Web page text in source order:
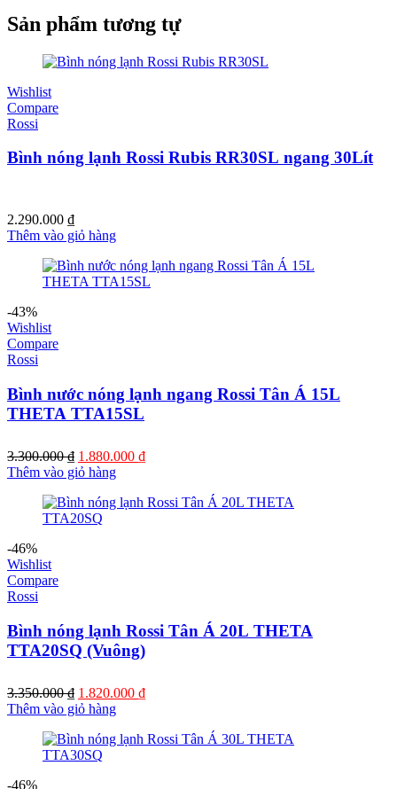
Sản phẩm tương tự
Wishlist
Compare
Rossi
Bình nóng lạnh Rossi Rubis RR30SL ngang 30Lít
2.290.000 ₫
Thêm vào giỏ hàng
-43%
Wishlist
Compare
Rossi
Bình nước nóng lạnh ngang Rossi Tân Á 15L
THETA TTA15SL
3.300.000₫ Giá
gốc
3.300.000 ₫.
1.880.000 ₫Giá
là:
Thêm vào giỏ hàng
-46%
Wishlist
Compare
Rossi
Bình nóng lạnh Rossi Tân Á 20L THETA
TTA20SQ (Vuông)
3.350.000₫ Giá
gốc
3.350.000 ₫.
1.820.000 ₫Giá
là:
Thêm vào giỏ hàng
-46%